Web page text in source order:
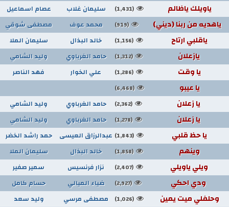
ياويلك ياظالم (1,431) سليمان غلاب عصام اسماعيل
ياهديه من ربنا (ديني) (919) محمد عوف مصطفى شوقي
ياقلبي ارتاح (1,156) خالد البذال سليمان الملا
يازعلان (1,312) حامد الغرباوي وليد الشامي
يا وقت (1,286) علي الخوار فهد الناصر
يا عيبو (6,468)
يا زعلان (2,362) حامد الغرباوي وليد الشامي
يا زعلان (1,278) حامد الغرباوي وليد الشامي
يا حظ قلبي (1,843) عبدالرزاق العيسى حمد راشد الخضر
وينهم (1,858) خالد البذال سليمان الملا
ويلي ياويلي (2,407) نزار فرنسيس سمير صفير
ودي احكي (2,927) ضياء الميالي حسام كامل
وحلفلي ميت يمين (1,026) مصطفى مرسي وليد سعد